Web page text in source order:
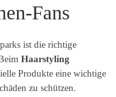
Fans
ist die richtige
Haarstyling
Produkte eine wichtige
zu schützen.